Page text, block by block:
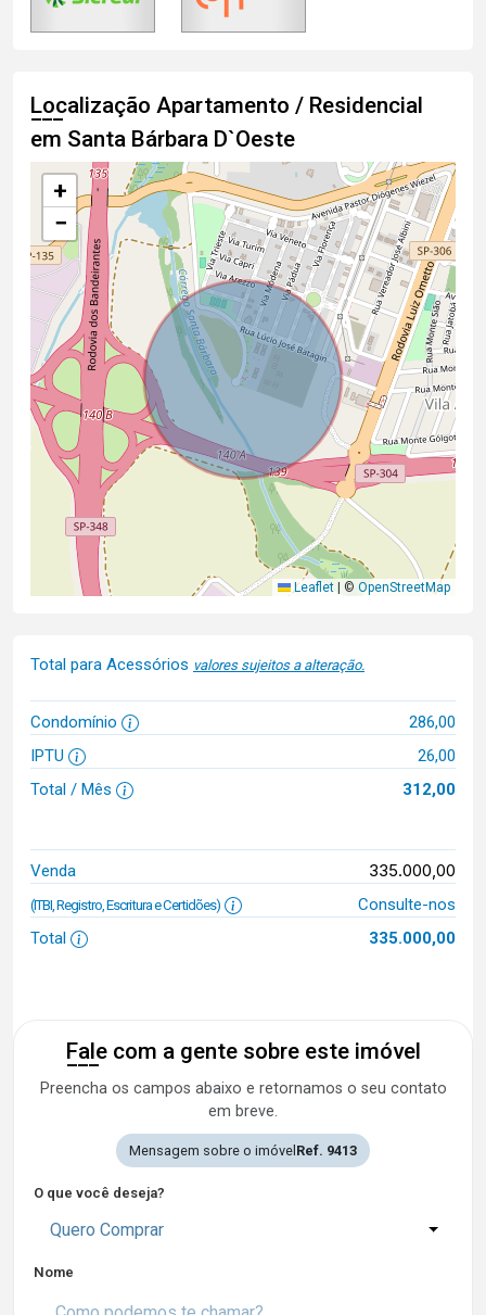
Localização Apartamento / Residencial
em Santa Bárbara D`Oeste
+
−
Leaflet © OpenStreetMap
Total para Acessórios valores sujeitos a alteração.
Condomínio
286,00
IPTU
26,00
Total / Mês
312,00
Venda 335.000,00
(ITBI, Registro, Escritura e Certidões)
Consulte-nos
Total
335.000,00
Fale com a gente sobre este imóvel
Preencha os campos abaixo e retornamos o seu contato
em breve.
Mensagem sobre o imóvel Ref. 9413
O que você deseja?
Quero Comprar
Nome